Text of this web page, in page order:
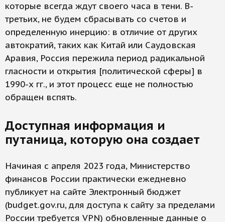
которые всегда ждут своего часа в тени. В-
третьих, не будем сбрасывать со счетов и
определенную инерцию: в отличие от других
автократий, таких как Китай или Саудовская
Аравия, Россия пережила период радикальной
гласности и открытия [политической сферы] в
1990-х гг., и этот процесс еще не полностью
обращен вспять.
Доступная информация и
путаница, которую она создает
Начиная с апреля 2023 года, Министерство
финансов России практически ежедневно
публикует на сайте Электронный бюджет
(budget.gov.ru, для доступа к сайту за пределами
России требуется VPN) обновленные данные о